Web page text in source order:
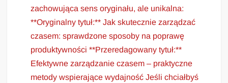
zachowująca sens oryginału, ale unikalna:
**Oryginalny tytuł:** Jak skutecznie zarządzać
czasem: sprawdzone sposoby na poprawę
produktywności **Przeredagowany tytuł:**
Efektywne zarządzanie czasem – praktyczne
metody wspierające wydajność Jeśli chciałbyś